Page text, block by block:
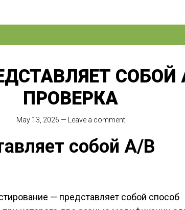
СОБОЙ
ПРОВЕРКА
May 13, 2026 — Leave a comment
собой A/B
— представляет собой способ